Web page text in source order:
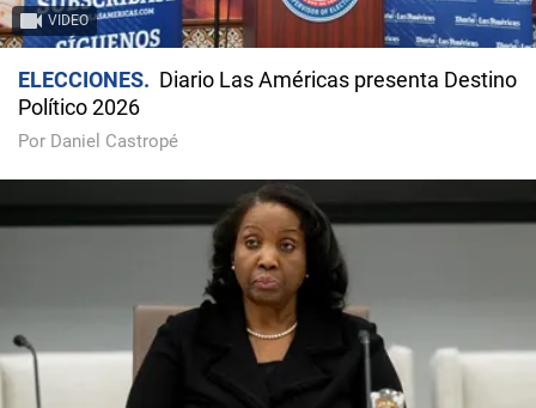
VIDEO
ELECCIONES
Diario Las Américas presenta Destino
Político 2026
Por Daniel Castropé